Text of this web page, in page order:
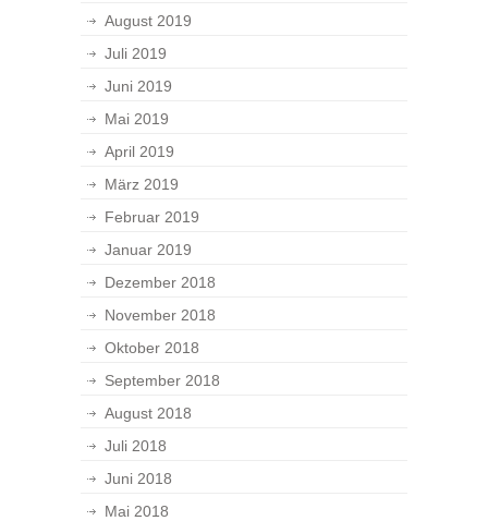
August 2019
Juli 2019
Juni 2019
Mai 2019
April 2019
März 2019
Februar 2019
Januar 2019
Dezember 2018
November 2018
Oktober 2018
September 2018
August 2018
Juli 2018
Juni 2018
Mai 2018